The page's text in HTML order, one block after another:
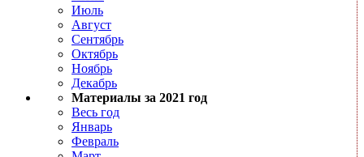
Июль
Август
Сентябрь
Октябрь
Ноябрь
Декабрь
Материалы за 2021 год
Весь год
Январь
Февраль